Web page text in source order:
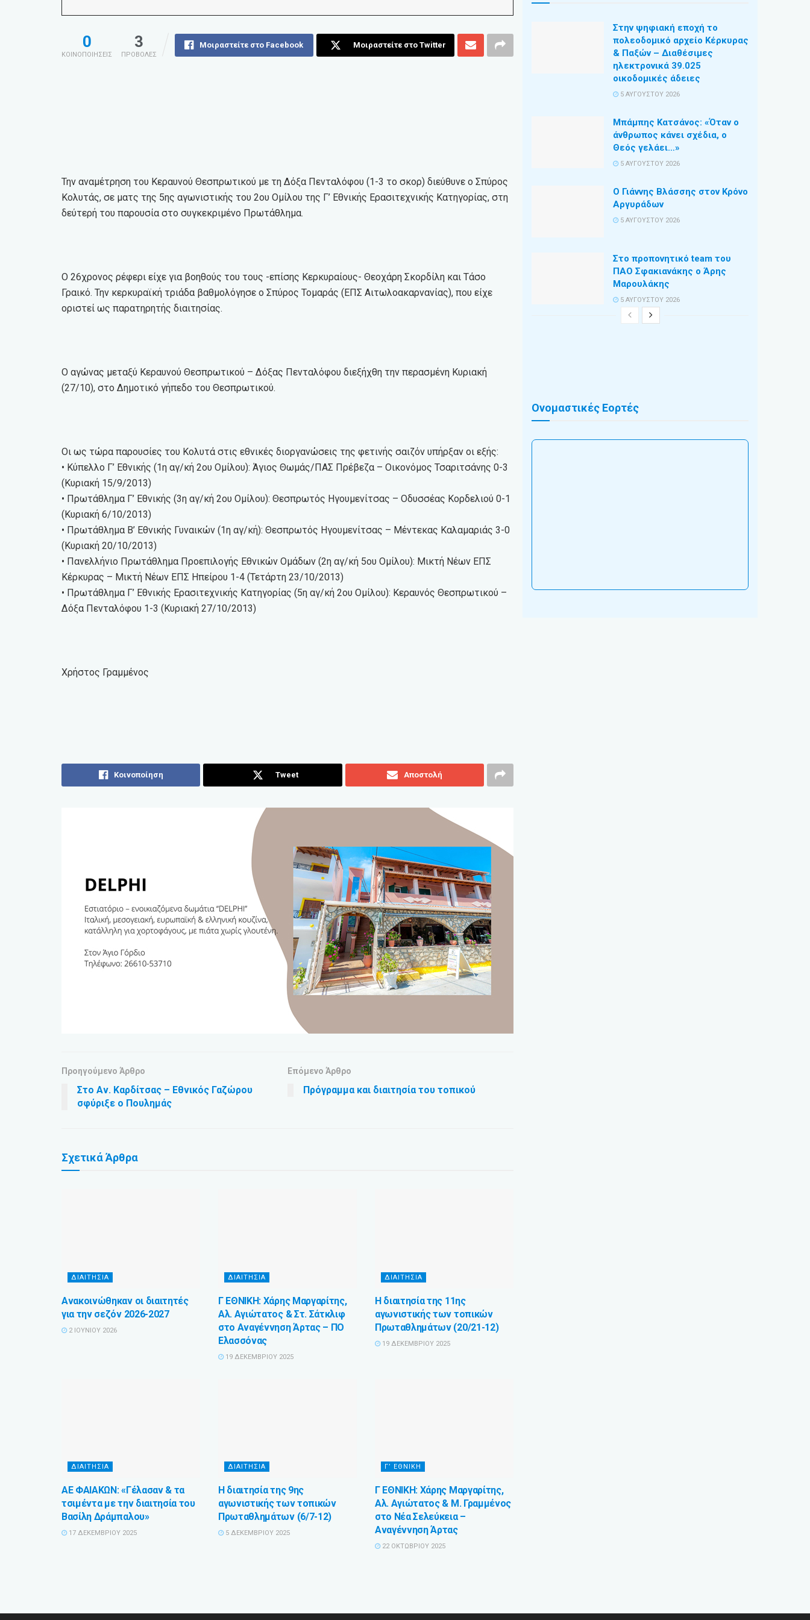
0
ΚΟΙΝΟΠΟΙΗΣΕΙΣ
3
ΠΡΟΒΟΛΕΣ
Μοιραστείτε στο Facebook Μοιραστείτε στο Twitter
Την αναμέτρηση του Κεραυνού Θεσπρωτικού με τη Δόξα Πενταλόφου (1-3 το σκορ) διεύθυνε ο Σπύρος
Κολυτάς, σε ματς της 5ης αγωνιστικής του 2ου Ομίλου της Γ’ Εθνικής Ερασιτεχνικής Κατηγορίας, στη
δεύτερή του παρουσία στο συγκεκριμένο Πρωτάθλημα.
Ο 26χρονος ρέφερι είχε για βοηθούς του τους -επίσης Κερκυραίους- Θεοχάρη Σκορδίλη και Τάσο
Γραικό. Την κερκυραϊκή τριάδα βαθμολόγησε ο Σπύρος Τομαράς (ΕΠΣ Αιτωλοακαρνανίας), που είχε
οριστεί ως παρατηρητής διαιτησίας.
Ο αγώνας μεταξύ Κεραυνού Θεσπρωτικού – Δόξας Πενταλόφου διεξήχθη την περασμένη Κυριακή
(27/10), στο Δημοτικό γήπεδο του Θεσπρωτικού.
Οι ως τώρα παρουσίες του Κολυτά στις εθνικές διοργανώσεις της φετινής σαιζόν υπήρξαν οι εξής:
• Κύπελλο Γ’ Εθνικής (1η αγ/κή 2ου Ομίλου): Άγιος Θωμάς/ΠΑΣ Πρέβεζα – Οικονόμος Τσαριτσάνης 0-3
(Κυριακή 15/9/2013)
• Πρωτάθλημα Γ’ Εθνικής (3η αγ/κή 2ου Ομίλου): Θεσπρωτός Ηγουμενίτσας – Οδυσσέας Κορδελιού 0-1
(Κυριακή 6/10/2013)
• Πρωτάθλημα Β’ Εθνικής Γυναικών (1η αγ/κή): Θεσπρωτός Ηγουμενίτσας – Μέντεκας Καλαμαριάς 3-0
(Κυριακή 20/10/2013)
• Πανελλήνιο Πρωτάθλημα Προεπιλογής Εθνικών Ομάδων (2η αγ/κή 5ου Ομίλου): Μικτή Νέων ΕΠΣ
Κέρκυρας – Μικτή Νέων ΕΠΣ Ηπείρου 1-4 (Τετάρτη 23/10/2013)
• Πρωτάθλημα Γ’ Εθνικής Ερασιτεχνικής Κατηγορίας (5η αγ/κή 2ου Ομίλου): Κεραυνός Θεσπρωτικού –
Δόξα Πενταλόφου 1-3 (Κυριακή 27/10/2013)
Χρήστος Γραμμένος
Κοινοποίηση Tweet Αποστολή
Προηγούμενο Άρθρο
Στο Αν. Καρδίτσας – Εθνικός Γαζώρου
σφύριξε ο Πουλημάς
Επόμενο Άρθρο
Πρόγραμμα και διαιτησία του τοπικού
ΣχετικάΆρθρα
ΔΙΑΙΤΗΣΙΑ
Ανακοινώθηκαν οι διαιτητές
για την σεζόν 2026-2027
2 ΙΟΥΝΊΟΥ 2026
ΔΙΑΙΤΗΣΙΑ
Γ ΕΘΝΙΚΗ: Χάρης Μαργαρίτης,
Αλ. Αγιώτατος & Στ. Σάτκλιφ
στο Αναγέννηση Άρτας – ΠΟ
Ελασσόνας
19 ΔΕΚΕΜΒΡΊΟΥ 2025
ΔΙΑΙΤΗΣΙΑ
Η διαιτησία της 11ης
αγωνιστικής των τοπικών
Πρωταθλημάτων (20/21-12)
19 ΔΕΚΕΜΒΡΊΟΥ 2025
ΔΙΑΙΤΗΣΙΑ
ΑΕ ΦΑΙΑΚΩΝ: «Γέλασαν & τα
τσιμέντα με την διαιτησία του
Βασίλη Δράμπαλου»
17 ΔΕΚΕΜΒΡΊΟΥ 2025
ΔΙΑΙΤΗΣΙΑ
Η διαιτησία της 9ης
αγωνιστικής των τοπικών
Πρωταθλημάτων (6/7-12)
5 ΔΕΚΕΜΒΡΊΟΥ 2025
Γ’ ΕΘΝΙΚΗ
Γ ΕΘΝΙΚΗ: Χάρης Μαργαρίτης,
Αλ. Αγιώτατος & Μ. Γραμμένος
στο Νέα Σελεύκεια –
Αναγέννηση Άρτας
22 ΟΚΤΩΒΡΊΟΥ 2025
Στην ψηφιακή εποχή το
πολεοδομικό αρχείο Κέρκυρας
& Παξών – Διαθέσιμες
ηλεκτρονικά 39.025
οικοδομικές άδειες
5 ΑΥΓΟΎΣΤΟΥ 2026
Μπάμπης Κατσάνος: «Όταν ο
άνθρωπος κάνει σχέδια, ο
Θεός γελάει…»
5 ΑΥΓΟΎΣΤΟΥ 2026
Ο Γιάννης Βλάσσης στον Κρόνο
Αργυράδων
5 ΑΥΓΟΎΣΤΟΥ 2026
Στο προπονητικό team του
ΠΑΟ Σφακιανάκης ο Άρης
Μαρουλάκης
5 ΑΥΓΟΎΣΤΟΥ 2026
Ονομαστικές Εορτές